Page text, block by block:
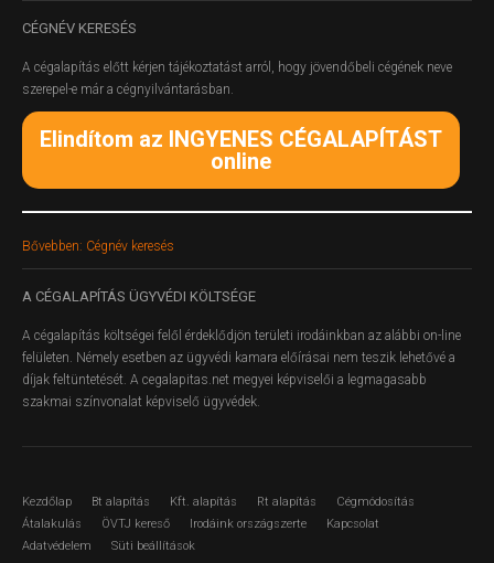
CÉGNÉV KERESÉS
A cégalapítás előtt kérjen tájékoztatást arról, hogy jövendőbeli cégének neve
szerepel-e már a cégnyilvántarásban.
Elindítom az INGYENES CÉGALAPÍTÁST
online
Bővebben: Cégnév keresés
A CÉGALAPÍTÁS ÜGYVÉDI KÖLTSÉGE
A cégalapítás költségei felől érdeklődjön területi irodáinkban az alábbi on-line
felületen. Némely esetben az ügyvédi kamara előírásai nem teszik lehetővé a
díjak feltüntetését. A cegalapitas.net megyei képviselői a legmagasabb
szakmai színvonalat képviselő ügyvédek.
Kezdőlap Bt alapítás Kft. alapítás Rt alapítás
Cégmódosítás
Átalakulás
ÖVTJ kereső Irodáink országszerte
Kapcsolat
Adatvédelem
Süti beállítások